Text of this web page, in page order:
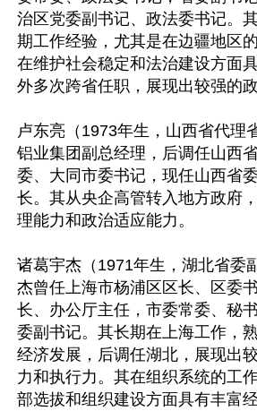
治区党委副书记、政法委书记。
期工作经验，尤其是在边疆地区
在维护社会稳定和法治建设方面
外多次跨省任职，展现出较强的
卢东亮（1973年生，山西省代理
铝业集团副总经理，后调任山西
委、大同市委书记，现任山西省
长。其从央企高管转入地方政府
理能力和政治适应能力。
诸葛宇杰（1971年生，湖北省委
杰曾任上海市杨浦区区长、区委
长、办公厅主任，市委常委、秘
委副书记。其长期在上海工作，
经济发展，后调任湖北，展现出
力和执行力。其在组织系统的工
部选拔和组织建设方面具有丰富经